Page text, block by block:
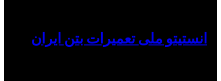
انستیتو ملی تعمیرات بتن ایران